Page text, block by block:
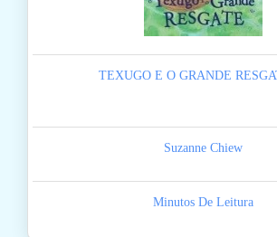
TEXUGO E O GRANDE
Suzanne Chiew
Minutos De Leitura